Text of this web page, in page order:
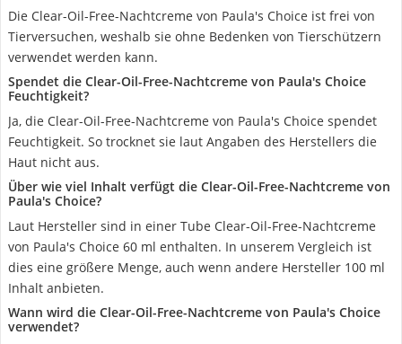
Die Clear-Oil-Free-Nachtcreme von Paula's Choice ist frei von
Tierversuchen, weshalb sie ohne Bedenken von Tierschützern
verwendet werden kann.
Spendet die Clear-Oil-Free-Nachtcreme von Paula's Choice
Feuchtigkeit?
Ja, die Clear-Oil-Free-Nachtcreme von Paula's Choice spendet
Feuchtigkeit. So trocknet sie laut Angaben des Herstellers die
Haut nicht aus.
Über wie viel Inhalt verfügt die Clear-Oil-Free-Nachtcreme von
Paula's Choice?
Laut Hersteller sind in einer Tube Clear-Oil-Free-Nachtcreme
von Paula's Choice 60 ml enthalten. In unserem Vergleich ist
dies eine größere Menge, auch wenn andere Hersteller 100 ml
Inhalt anbieten.
Wann wird die Clear-Oil-Free-Nachtcreme von Paula's Choice
verwendet?